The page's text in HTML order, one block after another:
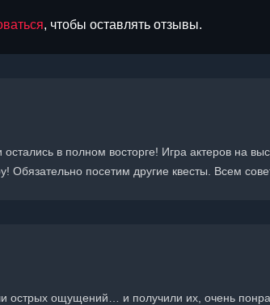
, чтобы оставлять отзывы.
в полном восторге! Игра актеров на
Обязательно посетим другие квесты. Всем
острых ощущений… и получили их, очень